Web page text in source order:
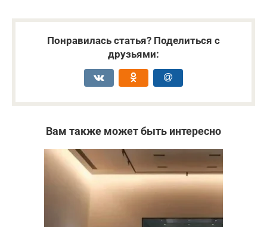
Понравилась статья? Поделиться с
друзьями:
Вам также может быть интересно